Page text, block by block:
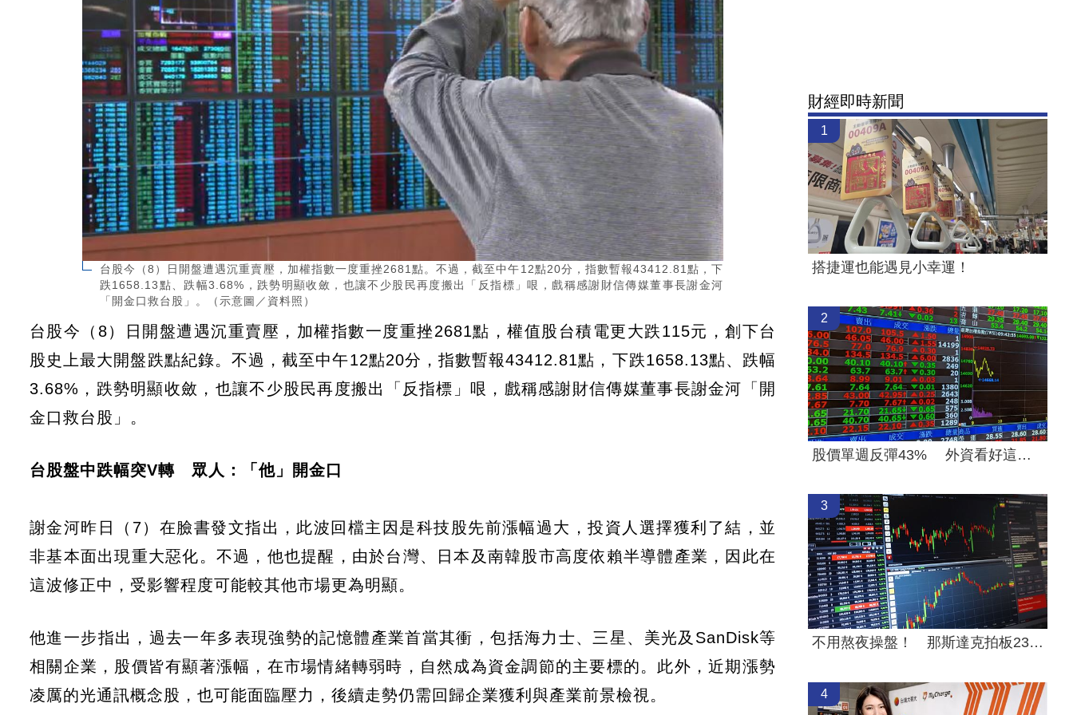
台股今（8）日開盤遭遇沉重賣壓，加權指數一度重挫2681點。不過，截至中午12點20分，指數暫報43412.81點，下
跌1658.13點、跌幅3.68%，跌勢明顯收斂，也讓不少股民再度搬出「反指標」哏，戲稱感謝財信傳媒董事長謝金河
「開金口救台股」。（示意圖／資料照）
台股今（8）日開盤遭遇沉重賣壓，加權指數一度重挫2681點，權值股台積電更大跌115元，創下台
股史上最大開盤跌點紀錄。不過，截至中午12點20分，指數暫報43412.81點，下跌1658.13點、跌幅
3.68%，跌勢明顯收斂，也讓不少股民再度搬出「反指標」哏，戲稱感謝財信傳媒董事長謝金河「開
金口救台股」。
台股盤中跌幅突V轉 眾人：「他」開金口
謝金河昨日（7）在臉書發文指出，此波回檔主因是科技股先前漲幅過大，投資人選擇獲利了結，並
非基本面出現重大惡化。不過，他也提醒，由於台灣、日本及南韓股市高度依賴半導體產業，因此在
這波修正中，受影響程度可能較其他市場更為明顯。
他進一步指出，過去一年多表現強勢的記憶體產業首當其衝，包括海力士、三星、美光及SanDisk等
相關企業，股價皆有顯著漲幅，在市場情緒轉弱時，自然成為資金調節的主要標的。此外，近期漲勢
凌厲的光通訊概念股，也可能面臨壓力，後續走勢仍需回歸企業獲利與產業前景檢視。
財經即時新聞
1
搭捷運也能遇見小幸運！
2
股價單週反彈43% 外資看好這檔列首選股
3
不用熬夜操盤！ 那斯達克拍板23小時交易
4